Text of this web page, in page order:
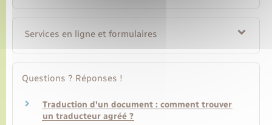
Services en ligne et formulaires
Questions ? Réponses !
Traduction d'un document : comment trouver
un traducteur agréé ?